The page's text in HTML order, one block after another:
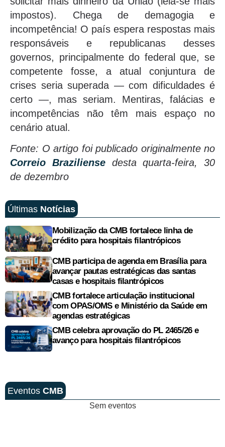
impostos). Chega de demagogia e
incompetência! O país espera respostas mais
responsáveis e republicanas desses
governos, principalmente do federal que, se
competente fosse, a atual conjuntura de
crises seria superada — com dificuldades é
certo —, mas seriam. Mentiras, falácias e
incompetências não têm mais espaço no
cenário atual.
Fonte: O artigo foi publicado originalmente no
Correio Braziliensedesta quarta-feira, 30
de dezembro
Últimas Notícias
Mobilização da CMB fortalece linha de
crédito para hospitais filantrópicos
CMB participa de agenda em Brasília para
avançar pautas estratégicas das santas
casas e hospitais filantrópicos
CMB fortalece articulação institucional
com OPAS/OMS e Ministério da Saúde em
agendas estratégicas
CMB celebra aprovação do PL 2465/26 e
avanço para hospitais filantrópicos
Eventos CMB
Sem eventos